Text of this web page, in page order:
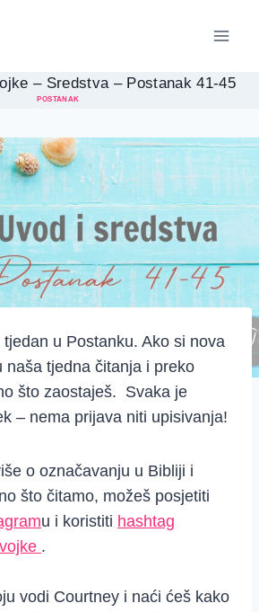
– Sredstva – Postanak 41-45
POSTANAK
u Postanku. Ako si nova
naša tjedna čitanja i preko
što zaostaješ. Svaka je
– nema prijava niti upisivanja!
o označavanju u Bibliji i
što čitamo, možeš posjetiti
u i koristiti hashtag
.
vodi Courtney i naći ćeš kako